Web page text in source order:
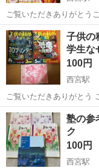
ご覧いただきありがとうございます。 非常にき
ボールペンで線引きして
います。汚れや破れはありません。 ノークレー
いいたします。
兵庫 西宮市 西宮
子供
学生な
100円
西宮駅
ご覧いただきありがとう ございます。 恐竜大
2冊です。 表示価格は2冊の料金です。 ノークレームノーリターンでお
願いいたします。
兵庫 西宮市 西宮
塾の参
ク
100円
西宮駅